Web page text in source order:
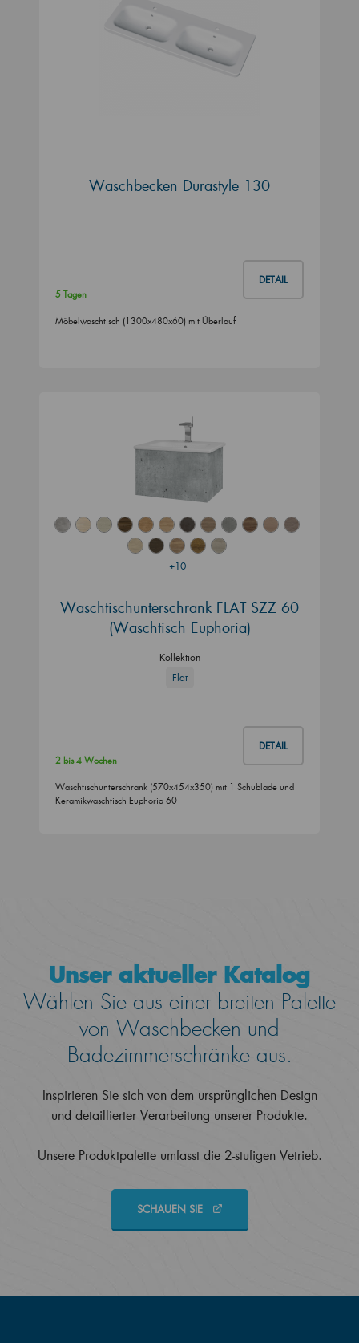
Waschbecken Durastyle 130
DETAIL
5 Tagen
Möbelwaschtisch (1300x480x60) mit Überlauf
+10
Waschtischunterschrank FLAT SZZ 60
(Waschtisch Euphoria)
Kollektion
Flat
DETAIL
2 bis 4 Wochen
Waschtischunterschrank (570x454x350) mit 1 Schublade und
Keramikwaschtisch Euphoria 60
Unser aktueller Katalog
Wählen Sie aus einer breiten Palette
von Waschbecken und
Badezimmerschränke aus.
Inspirieren Sie sich von dem ursprünglichen Design
und detaillierter Verarbeitung unserer Produkte.
Unsere Produktpalette umfasst die 2-stufigen Vetrieb.
SCHAUEN SIE